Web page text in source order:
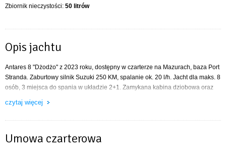
Zbiornik nieczystości: 50 litrów
Opis jachtu
Antares 8 "Dżodżo" z 2023 roku, dostępny w czarterze na Mazurach, baza Port
Stranda. Zaburtowy silnik Suzuki 250 KM, spalanie ok. 20 l/h. Jacht dla maks. 8
osób, 3 miejsca do spania w układzie 2+1. Zamykana kabina dziobowa oraz
elektryczna winda kotwiczna, ploter GPS, lodówka, kuchenka gazowa, ciepła
rejsy po Mazurach.
czytaj więcej
Umowa czarterowa